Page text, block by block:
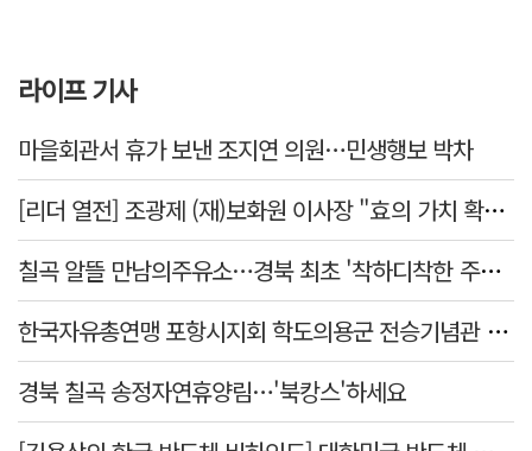
라이프 기사
마을회관서 휴가 보낸 조지연 의원…민생행보 박차
[리더 열전] 조광제 (재)보화원 이사장 "효의 가치 확산 위해 젊은층 참여 이끌어낼 것"
칠곡 알뜰 만남의주유소…경북 최초 '착하디착한 주유소' 선정
한국자유총연맹 포항시지회 학도의용군 전승기념관 방문
경북 칠곡 송정자연휴양림…'북캉스'하세요